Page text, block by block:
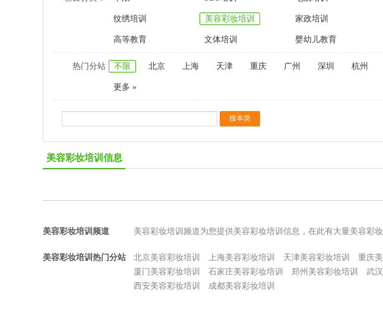
纹绣培训 美容彩妆培训 家政培训
高等教育 文体培训 婴幼儿教育
热门分站 不限 北京 上海 天津 重庆 广州 深圳 杭州
更多 »
美容彩妆培训信息
美容彩妆培训频道 美容彩妆培训频道为您提供美容彩妆培训信息，在此有大量美容彩
美容彩妆培训热门分站 北京美容彩妆培训 上海美容彩妆培训 天津美容彩妆培训 重庆
厦门美容彩妆培训
石家庄美容彩妆培训 郑州美容彩妆培训 武
西安美容彩妆培训
成都美容彩妆培训